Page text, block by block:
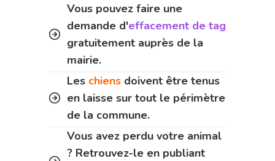
Vous pouvez faire une
demande d'effacement de tag
gratuitement auprès de la
mairie.
Les chiens doivent être tenus
en laisse sur tout le périmètre
de la commune.
Vous avez perdu votre animal
? Retrouvez-le en publiant